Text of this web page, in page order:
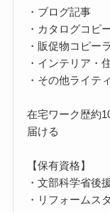
・ブログ記事
・カタログコピ
・販促物コピー
・インテリア・
・その他ライテ
在宅ワーク歴約
届ける
【保有資格】
・文部科学省後
・リフォームス